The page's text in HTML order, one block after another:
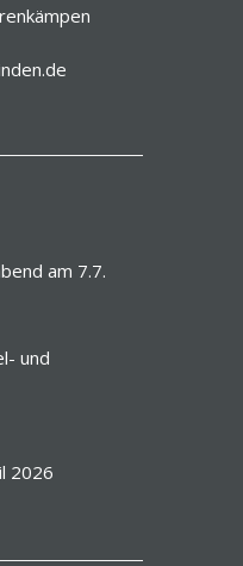
am 7.7.
und
2026